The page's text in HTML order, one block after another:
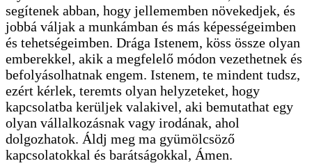
segítenek abban, hogy jellememben növekedjek, és
jobbá váljak a munkámban és más képességeimben
és tehetségeimben. Drága Istenem, köss össze olyan
emberekkel, akik a megfelelő módon vezethetnek és
befolyásolhatnak engem. Istenem, te mindent tudsz,
ezért kérlek, teremts olyan helyzeteket, hogy
kapcsolatba kerüljek valakivel, aki bemutathat egy
olyan vállalkozásnak vagy irodának, ahol
dolgozhatok. Áldj meg ma gyümölcsöző
kapcsolatokkal és barátságokkal, Ámen.